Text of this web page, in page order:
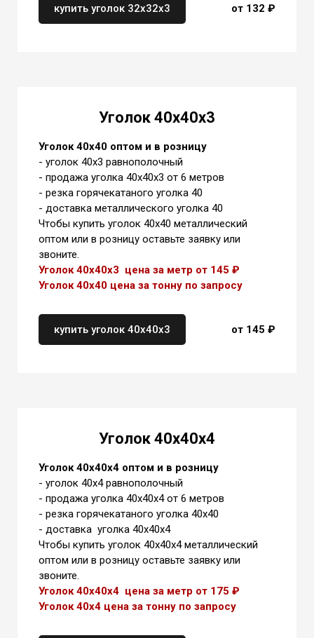
купить уголок 32х32х3 от 132 ₽
Уголок 40х40х3
Уголок 40х40 оптом и в розницу
- уголок 40х3 равнополочный
- продажа уголка 40х40х3 от 6 метров
- резка горячекатаного уголка 40
- доставка металлического уголка 40
Чтобы купить уголок 40х40 металлический
оптом или в розницу оставьте заявку или
звоните.
Уголок 40х40х3 цена за метр от 145 ₽
Уголок 40х40 цена за тонну по запросу
купить уголок 40х40х3 от 145 ₽
Уголок 40х40х4
Уголок 40х40х4 оптом и в розницу
- уголок 40х4 равнополочный
- продажа уголка 40х40х4 от 6 метров
- резка горячекатаного уголка 40х40
- доставка уголка 40х40х4
Чтобы купить уголок 40х40х4 металлический
оптом или в розницу оставьте заявку или
звоните.
Уголок 40х40х4 цена за метр от 175 ₽
Уголок 40х4 цена за тонну по запросу